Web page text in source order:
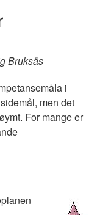
Bruksås
i
men det
For mange er
Image